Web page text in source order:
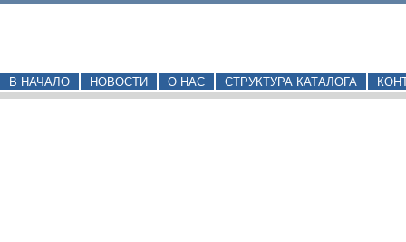
В НАЧАЛО НОВОСТИ О НАС СТРУКТУРА КАТАЛОГА